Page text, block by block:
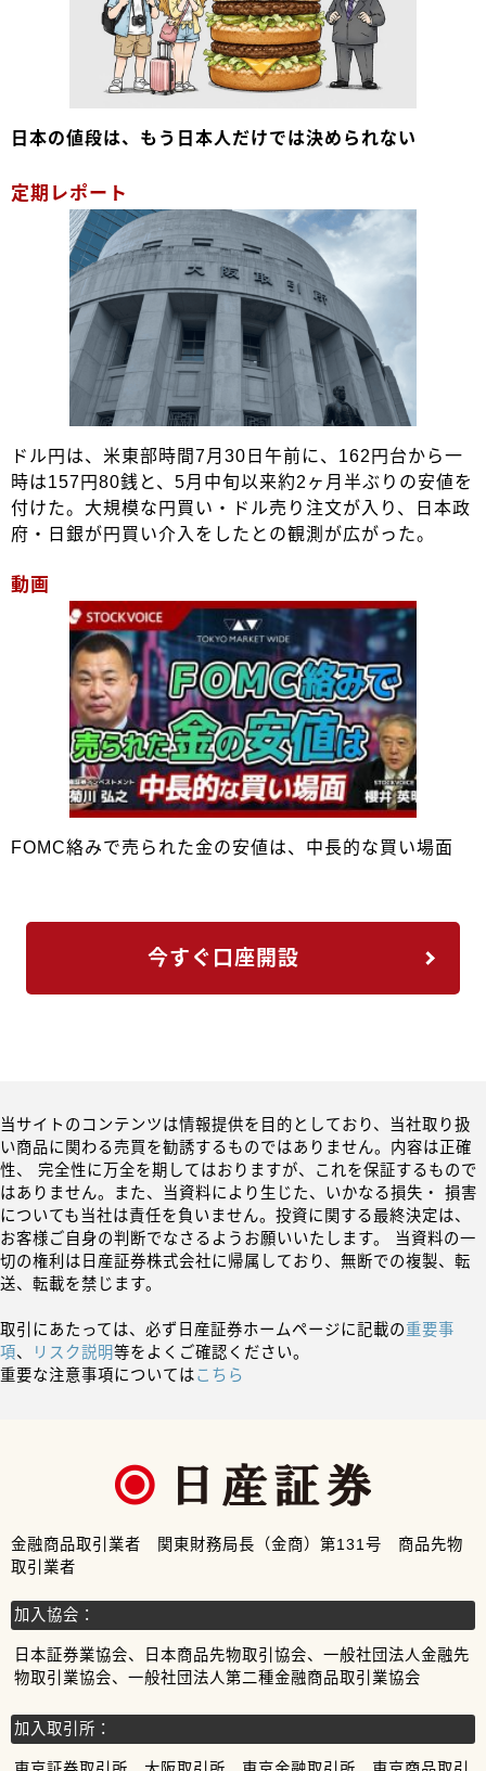
日本の値段は、もう日本人だけでは決められない
定期レポート
ドル円は、米東部時間7月30日午前に、162円台から一
時は157円80銭と、5月中旬以来約2ヶ月半ぶりの安値を
付けた。大規模な円買い・ドル売り注文が入り、日本政
府・日銀が円買い介入をしたとの観測が広がった。
動画
FOMC絡みで売られた金の安値は、中長的な買い場面
今すぐ口座開設
当サイトのコンテンツは情報提供を目的としており、当社取り扱
い商品に関わる売買を勧誘するものではありません。内容は正確
性、 完全性に万全を期してはおりますが、これを保証するもので
はありません。また、当資料により生じた、いかなる損失・ 損害
についても当社は責任を負いません。投資に関する最終決定は、
お客様ご自身の判断でなさるようお願いいたします。 当資料の一
切の権利は日産証券株式会社に帰属しており、無断での複製、転
送、転載を禁じます。
取引にあたっては、必ず日産証券ホームページに記載の重要事
項、 リスク説明等をよくご確認ください。
重要な注意事項についてはこちら
金融商品取引業者 関東財務局長（金商）第131号 商品先物
取引業者
加入協会：
日本証券業協会、日本商品先物取引協会、一般社団法人金融先
物取引業協会、一般社団法人第二種金融商品取引業協会
加入取引所：